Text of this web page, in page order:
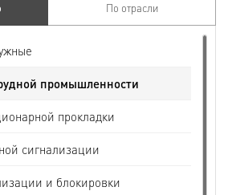
По отрасли
промышленности
прокладки
сигнализации
и блокировки